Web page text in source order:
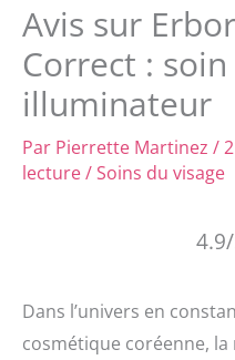
Avis sur
Correct :
illuminateur
Par Pierrette Martinez /
lecture/Soins du visage
Dans l’univers en
cosmétique coréenne, la